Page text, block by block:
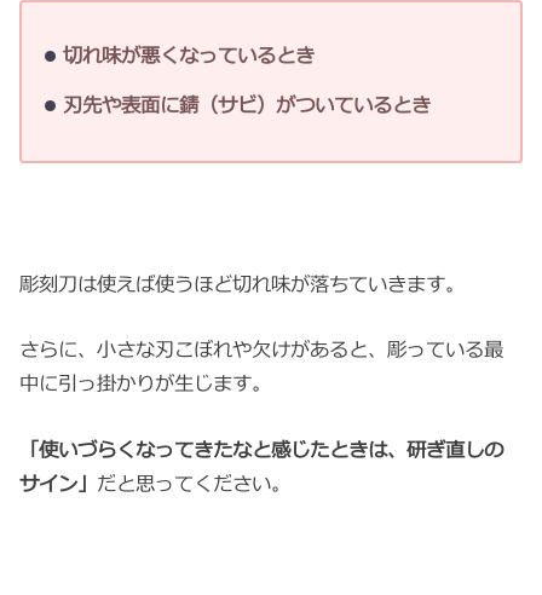
切れ味が悪くなっているとき
刃先や表面に錆（サビ）がついているとき
彫刻刀は使えば使うほど切れ味が落ちていきます。
さらに、小さな刃こぼれや欠けがあると、彫っている最
中に引っ掛かりが生じます。
「使いづらくなってきたなと感じたときは、研ぎ直しの
サイン」 だと思ってください。